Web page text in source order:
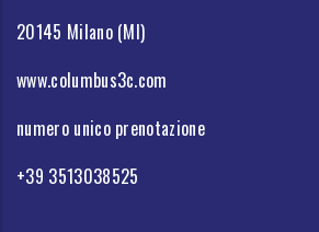
20145 Milano (MI)
www.columbus3c.com
numero unico prenotazione
+39 3513038525